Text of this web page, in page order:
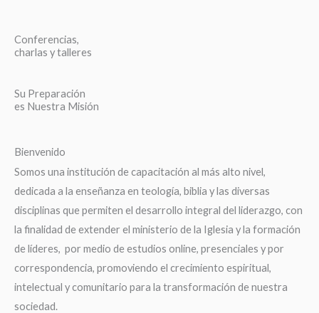
Conferencias,
charlas y talleres
Su Preparación
es Nuestra Misión
Bienvenido
Somos una institución de capacitación al más alto nivel,
dedicada a la enseñanza en teología, biblia y las diversas
disciplinas que permiten el desarrollo integral del liderazgo, con
la finalidad de extender el ministerio de la Iglesia y la formación
de líderes, por medio de estudios online, presenciales y por
correspondencia, promoviendo el crecimiento espiritual,
intelectual y comunitario para la transformación de nuestra
sociedad.